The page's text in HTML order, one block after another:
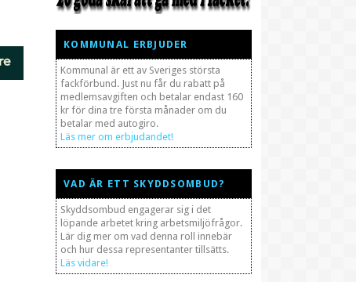
KOMMUNAL ERBJUDER
Kommunal är ett av Sveriges största
fackförbund. Just nu får du rabatt på
medlemsavgiften och betalar endast 160
kr för dina tre första månader om du
betalar med autogiro.
Läs mer om erbjudandet!
VAD ÄR ETT SKYDDSOMBUD?
Skyddsombud engagerar sig i det
löpande arbetet kring arbetsmiljöfrågor.
Lär dig mer om vad denna roll innebär
och hur dessa representanter tillsätts.
Läs vidare!